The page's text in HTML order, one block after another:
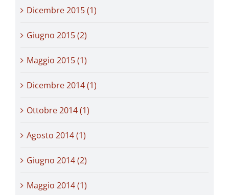
Dicembre 2015 (1)
Giugno 2015 (2)
Maggio 2015 (1)
Dicembre 2014 (1)
Ottobre 2014 (1)
Agosto 2014 (1)
Giugno 2014 (2)
Maggio 2014 (1)